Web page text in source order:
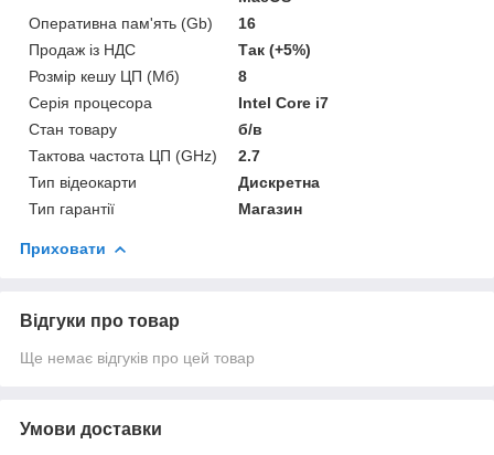
Оперативна пам'ять (Gb)
16
Продаж із НДС
Так (+5%)
Розмір кешу ЦП (Мб)
8
Серія процесора
Intel Core i7
Стан товару
б/в
Тактова частота ЦП (GHz)
2.7
Тип відеокарти
Дискретна
Тип гарантії
Магазин
Приховати
Відгуки про товар
Ще немає відгуків про цей товар
Умови доставки